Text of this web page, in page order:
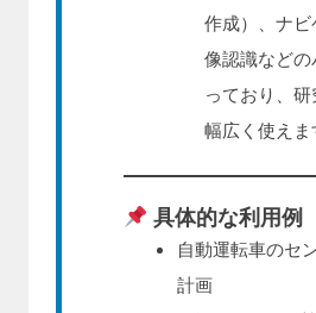
作成）、ナ
像認識など
っており、
幅広く使えま
具体的な利用例
自動運転車のセ
計画